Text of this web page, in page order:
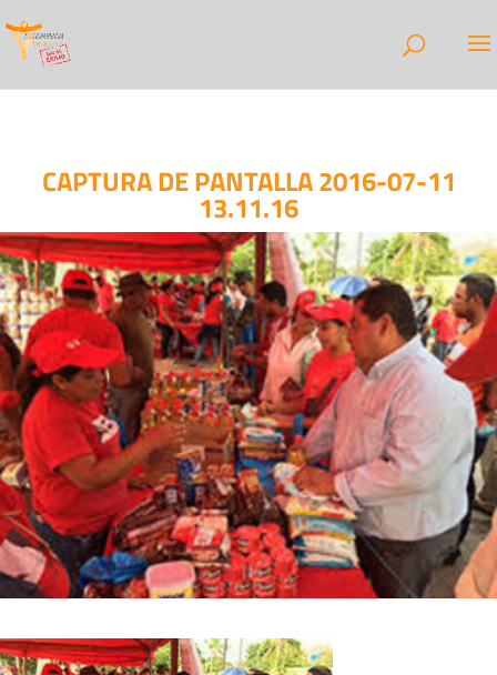
CAPTURA DE PANTALLA 2016-07-11
13.11.16